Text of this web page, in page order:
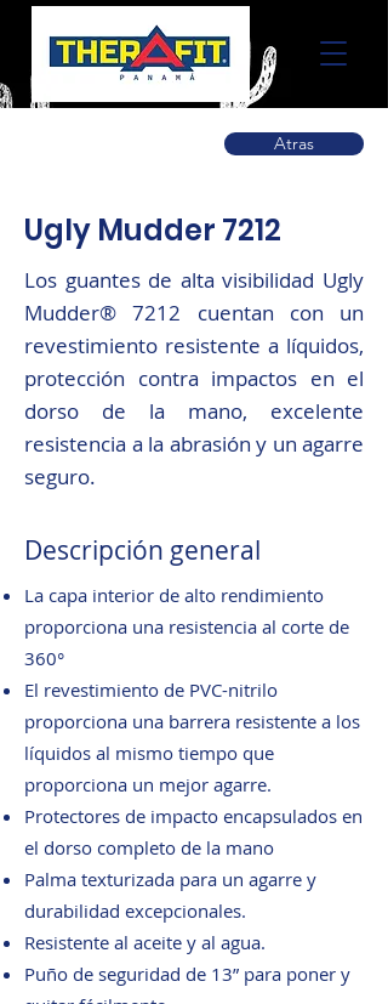
Atras
Ugly Mudder 7212
Los guantes de alta visibilidad Ugly
Mudder® 7212 cuentan con un
revestimiento resistente a líquidos,
protección contra impactos en el
dorso de la mano, excelente
resistencia a la abrasión y un agarre
seguro.
Descripción general
La capa interior de alto rendimiento
proporciona una resistencia al corte de
360°
El revestimiento de PVC-nitrilo
proporciona una barrera resistente a los
líquidos al mismo tiempo que
proporciona un mejor agarre.
Protectores de impacto encapsulados en
el dorso completo de la mano
Palma texturizada para un agarre y
durabilidad excepcionales.
Resistente al aceite y al agua.
Puño de seguridad de 13” para poner y